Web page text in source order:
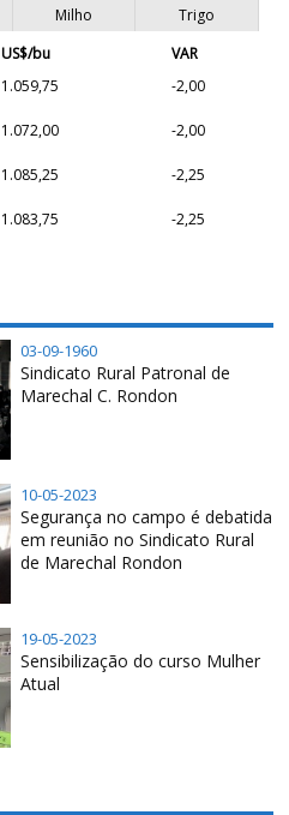
Milho
Trigo
US$/bu
VAR
1.059,75 -2,00
1.072,00 -2,00
1.085,25 -2,25
1.083,75 -2,25
03-09-1960
Sindicato Rural Patronal de
Marechal C. Rondon
10-05-2023
Segurança no campo é debatida
em reunião no Sindicato Rural
de Marechal Rondon
19-05-2023
Sensibilização do curso Mulher
Atual